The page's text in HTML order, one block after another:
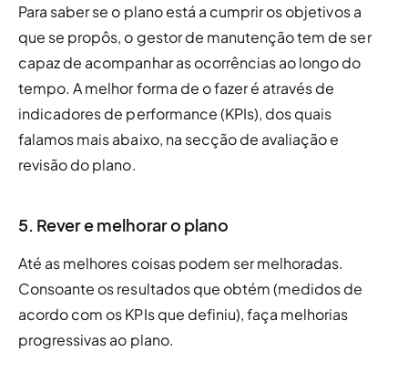
Para saber se o plano está a cumprir os objetivos a
que se propôs, o gestor de manutenção tem de ser
capaz de acompanhar as ocorrências ao longo do
tempo. A melhor forma de o fazer é através de
indicadores de performance (KPIs), dos quais
falamos mais abaixo, na secção de avaliação e
revisão do plano.
5. Rever e melhorar o plano
Até as melhores coisas podem ser melhoradas.
Consoante os resultados que obtém (medidos de
acordo com os KPIs que definiu), faça melhorias
progressivas ao plano.